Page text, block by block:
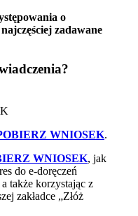
o
zadawane
WNIOSEK.
WNIOSEK, jak
do e-doręczeń
także korzystając z
zakładce „Złóż